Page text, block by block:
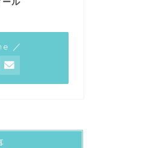
ール
／